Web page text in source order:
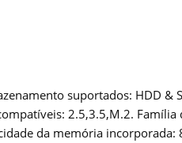
suportados: HDD &
2.5,3.5,M.2.
da memória